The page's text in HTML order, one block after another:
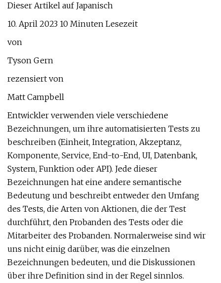
Dieser Artikel auf Japanisch
10. April 2023 10 Minuten Lesezeit
von
Tyson Gern
rezensiert von
Matt Campbell
Entwickler verwenden viele verschiedene
Bezeichnungen, um ihre automatisierten Tests zu
beschreiben (Einheit, Integration, Akzeptanz,
Komponente, Service, End-to-End, UI, Datenbank,
System, Funktion oder API). Jede dieser
Bezeichnungen hat eine andere semantische
Bedeutung und beschreibt entweder den Umfang
des Tests, die Arten von Aktionen, die der Test
durchführt, den Probanden des Tests oder die
Mitarbeiter des Probanden. Normalerweise sind wir
uns nicht einig darüber, was die einzelnen
Bezeichnungen bedeuten, und die Diskussionen
über ihre Definition sind in der Regel sinnlos.